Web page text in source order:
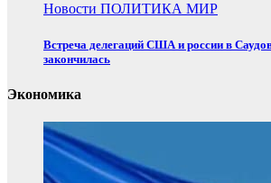
Новости ПОЛИТИКА МИР
Встреча делегаций США и россии в
закончилась
Экономика